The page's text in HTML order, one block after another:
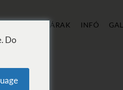
ÁRAK INFÓ
Do